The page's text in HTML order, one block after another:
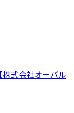
式会社オーバル